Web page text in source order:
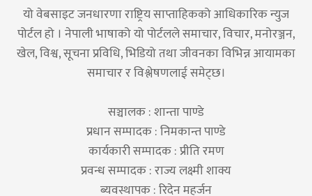
यो वेबसाइट जनधारणा राष्ट्रिय साप्ताहिकको आधिकारिक न्युज
पोर्टल हो । नेपाली भाषाको यो पोर्टलले समाचार, विचार, मनोरञ्जन,
खेल, विश्व, सूचना प्रविधि, भिडियो तथा जीवनका विभिन्न आयामका
समाचार र विश्लेषणलाई समेट्छ।
सञ्चालक : शान्ता पाण्डे
प्रधान सम्पादक : निमकान्त पाण्डे
कार्यकारी सम्पादक : प्रीति रमण
प्रवन्ध सम्पादक : राज्य लक्ष्मी शाक्य
ब्यवस्थापक : रिदेन महर्जन